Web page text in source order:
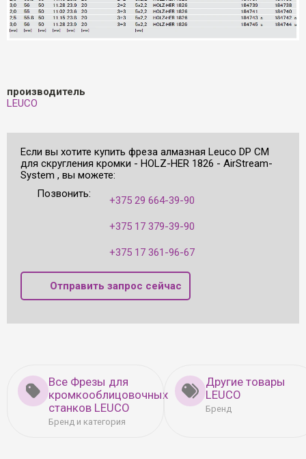
производитель
LEUCO
Если вы хотите купить фреза алмазная Leuco DP СМ
для скругления кромки - HOLZ-HER 1826 - AirStream-
System , вы можете:
Позвонить:
+375 29 664-39-90
+375 17 379-39-90
+375 17 361-96-67
Отправить запрос сейчас
Все Фрезы для
кромкооблицовочных
станков LEUCO
Бренд и категория
Другие товары
LEUCO
Бренд